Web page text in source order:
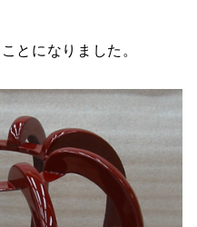
とになりました。